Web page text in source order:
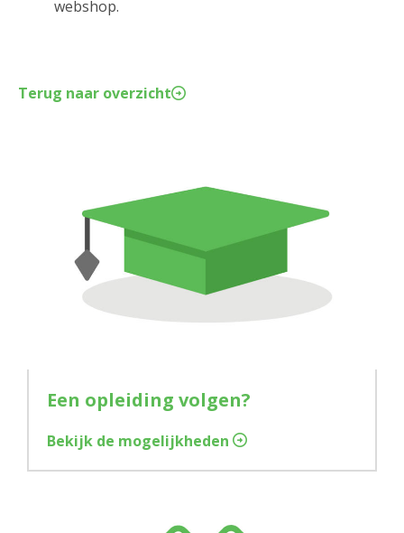
webshop.
Terug naar overzicht
Een opleiding volgen?
Bekijk de mogelijkheden